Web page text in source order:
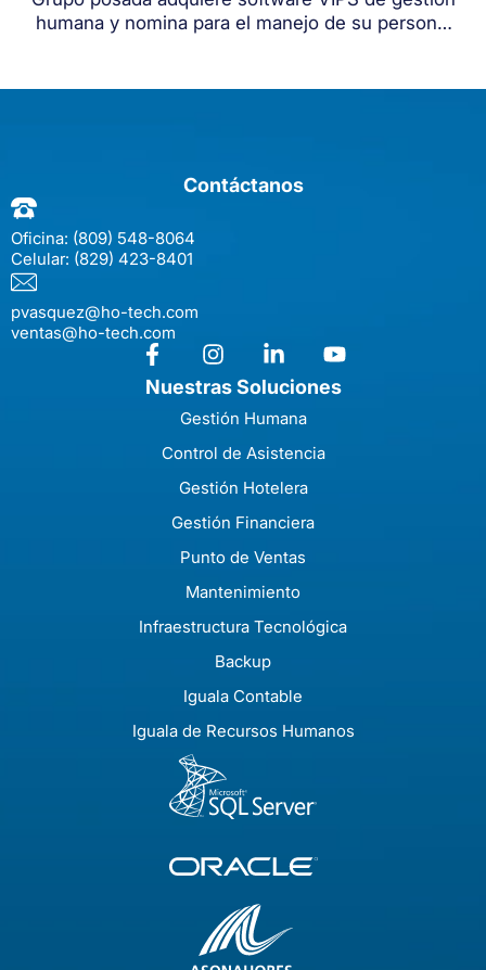
humana y nomina para el manejo de su personal
Contáctanos
Oficina: (809) 548-8064
Celular: (829) 423-8401
pvasquez@ho-tech.com
ventas@ho-tech.com
Nuestras Soluciones
Gestión Humana
Control de Asistencia
Gestión Hotelera
Gestión Financiera
Punto de Ventas
Mantenimiento
Infraestructura Tecnológica
Backup
Iguala Contable
Iguala de Recursos Humanos